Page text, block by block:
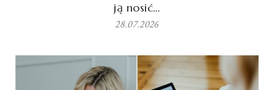
ją nosić…
28.07.2026